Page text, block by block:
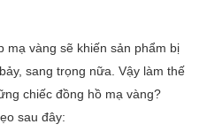
mạ vàng sẽ khiến sản phẩm bị
sang trọng nữa. Vậy làm thế
chiếc đồng hồ mạ vàng?
sau đây: